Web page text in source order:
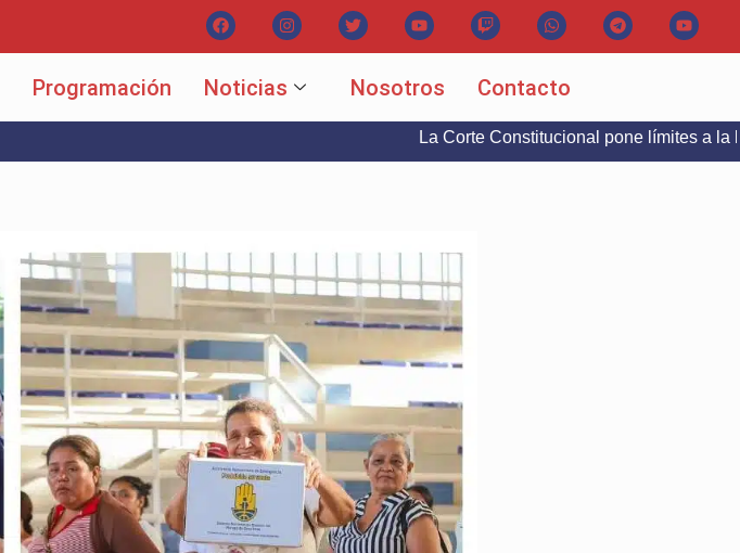
Programación Noticias Nosotros Contacto
La Corte Constitucional pone límites a la libertad